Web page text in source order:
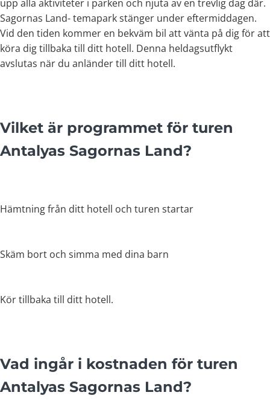
upp alla aktiviteter i parken och njuta av en trevlig dag där.
Sagornas Land- temapark stänger under eftermiddagen.
Vid den tiden kommer en bekväm bil att vänta på dig för att
köra dig tillbaka till ditt hotell. Denna heldagsutflykt
avslutas när du anländer till ditt hotell.
Vilket är programmet för turen
Antalyas Sagornas Land?
Hämtning från ditt hotell och turen startar
Skäm bort och simma med dina barn
Kör tillbaka till ditt hotell.
Vad ingår i kostnaden för turen
Antalyas Sagornas Land?